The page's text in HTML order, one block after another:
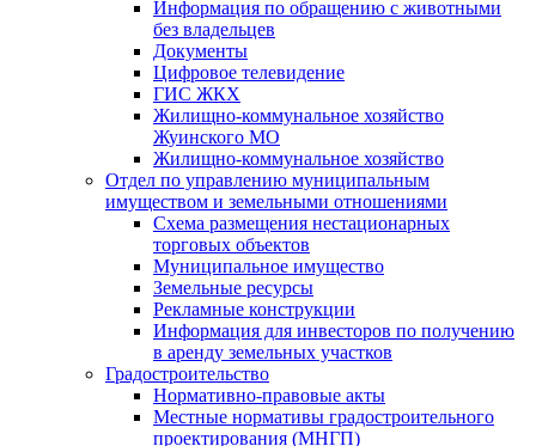
Информация по обращению с животными
без владельцев
Документы
Цифровое телевидение
ГИС ЖКХ
Жилищно-коммунальное хозяйство
Жуинского МО
Жилищно-коммунальное хозяйство
Отдел по управлению муниципальным
имуществом и земельными отношениями
Схема размещения нестационарных
торговых объектов
Муниципальное имущество
Земельные ресурсы
Рекламные конструкции
Информация для инвесторов по получению
в аренду земельных участков
Градостроительство
Нормативно-правовые акты
Местные нормативы градостроительного
проектирования (МНГП)